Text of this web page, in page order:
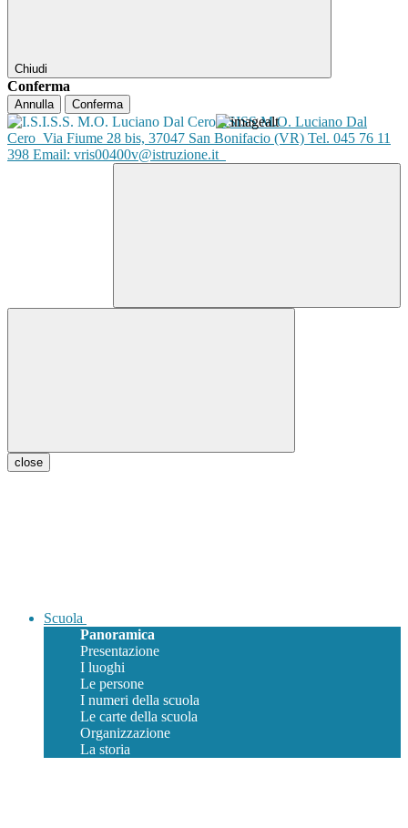
Chiudi
Conferma
Annulla Conferma
ISISS M.O. Luciano Dal
Cero Via Fiume 28 bis, 37047 San Bonifacio (VR) Tel. 045 76 11
398 Email: vris00400v@istruzione.it
close
Scuola
Panoramica
Presentazione
I luoghi
Le persone
I numeri della scuola
Le carte della scuola
Organizzazione
La storia